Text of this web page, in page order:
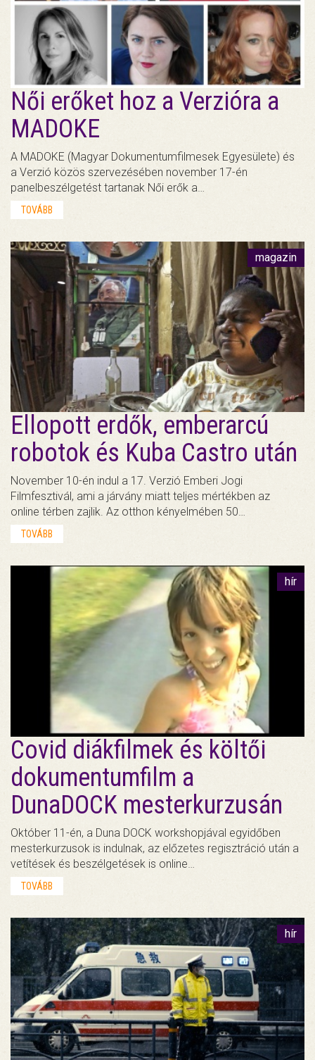
Női erőket hoz a Verzióra a
MADOKE
A MADOKE (Magyar Dokumentumfilmesek Egyesülete) és
a Verzió közös szervezésében november 17-én
panelbeszélgetést tartanak Női erők a…
TOVÁBB
magazin
Ellopott erdők, emberarcú
robotok és Kuba Castro után
November 10-én indul a 17. Verzió Emberi Jogi
Filmfesztivál, ami a járvány miatt teljes mértékben az
online térben zajlik. Az otthon kényelmében 50…
TOVÁBB
hír
Covid diákfilmek és költői
dokumentumfilm a
DunaDOCK mesterkurzusán
Október 11-én, a Duna DOCK workshopjával egyidőben
mesterkurzusok is indulnak, az előzetes regisztráció után a
vetítések és beszélgetések is online…
TOVÁBB
hír